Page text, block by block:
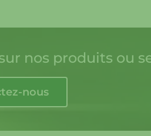
nos produits ou
nous